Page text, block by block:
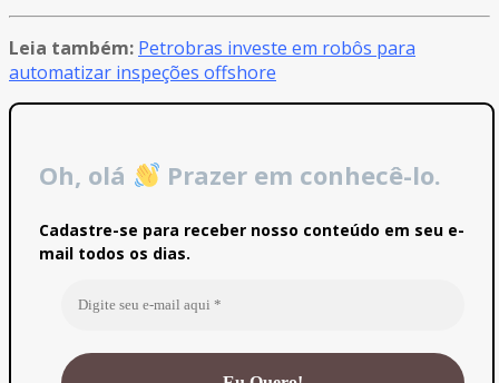
Leia também: Petrobras investe em robôs para
automatizar inspeções offshore
Oh, olá Prazer em conhecê-lo.
Cadastre-se para receber nosso conteúdo em seu e-
mail todos os dias.